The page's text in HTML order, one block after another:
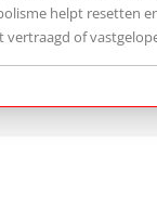
helpt resetten
vertraagd of